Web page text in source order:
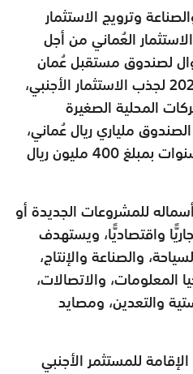
وترويج الاستثمار
العُماني من أجل
لصندوق مستقبل عُمان
الذي تم إطلاقه في يناير 2024 لجذب الاستثمار الأجنبي،
المحلية الصغيرة
ملياري ريال عُماني،
يُستخدم على مدى خمس سنوات بمبلغ 400 مليون ريال
من رأسماله للمشروعات الجديدة أو
واقتصاديًّا، ويستهدف
والصناعة والإنتاج،
المعلومات، والاتصالات،
والتعدين، ومصايد
للمستثمر الأجنبي